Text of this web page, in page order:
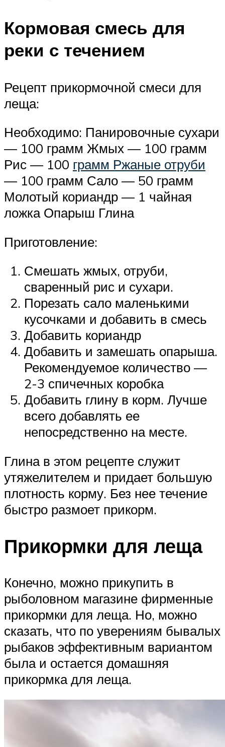
Кормовая смесь для
реки с течением
Рецепт прикормочной смеси для
леща:
Необходимо: Панировочные сухари
— 100 грамм Жмых — 100 грамм
Рис — 100 грамм Ржаные отруби
— 100 грамм Сало — 50 грамм
Молотый кориандр — 1 чайная
ложка Опарыш Глина
Приготовление:
Смешать жмых, отруби,
сваренный рис и сухари.
Порезать сало маленькими
кусочками и добавить в смесь
Добавить кориандр
Добавить и замешать опарыша.
Рекомендуемое количество —
2-3 спичечных коробка
Добавить глину в корм. Лучше
всего добавлять ее
непосредственно на месте.
Глина в этом рецепте служит
утяжелителем и придает большую
плотность корму. Без нее течение
быстро размоет прикорм.
Прикормки для леща
Конечно, можно прикупить в
рыболовном магазине фирменные
прикормки для леща. Но, можно
сказать, что по уверениям бывалых
рыбаков эффективным вариантом
была и остается домашняя
прикормка для леща.